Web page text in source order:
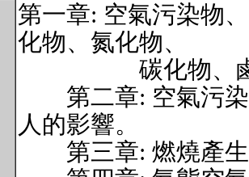
第一章: 空氣污染物
化物、氮化物、
碳化物、鹵化
第二章: 空氣污染
人的影響。
第三章: 燃燒產生